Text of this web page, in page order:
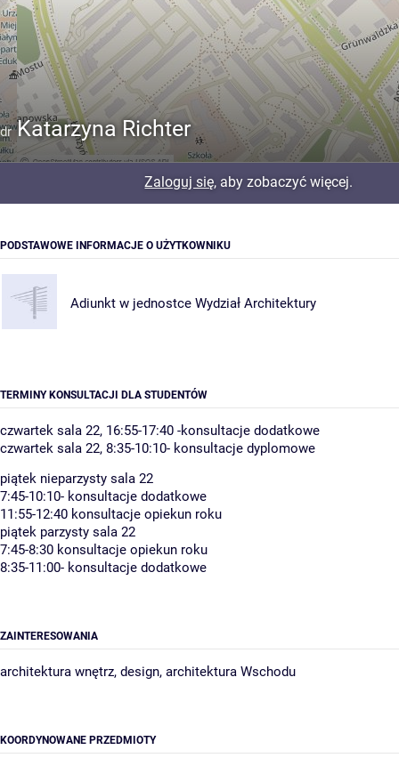
dr Katarzyna Richter
Zaloguj się, aby zobaczyć więcej.
PODSTAWOWE INFORMACJE O UŻYTKOWNIKU
Adiunkt w jednostce Wydział Architektury
TERMINY KONSULTACJI DLA STUDENTÓW
czwartek sala 22, 16:55-17:40 -konsultacje dodatkowe
czwartek sala 22, 8:35-10:10- konsultacje dyplomowe
piątek nieparzysty sala 22
7:45-10:10- konsultacje dodatkowe
11:55-12:40 konsultacje opiekun roku
piątek parzysty sala 22
7:45-8:30 konsultacje opiekun roku
8:35-11:00- konsultacje dodatkowe
ZAINTERESOWANIA
architektura wnętrz, design, architektura Wschodu
KOORDYNOWANE PRZEDMIOTY